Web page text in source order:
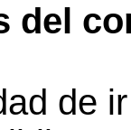
del
de